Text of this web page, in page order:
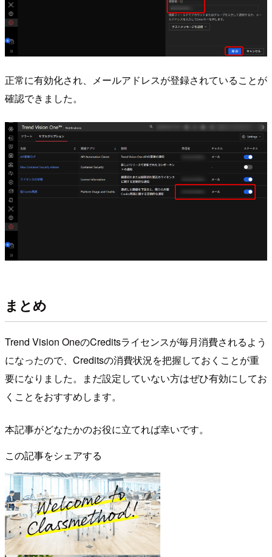
正常に有効化され、メールアドレスが登録されていることが
確認できました。
まとめ
Trend Vision OneのCreditsライセンスが毎月消費されるよう
になったので、Creditsの消費状況を把握しておくことが重
要になりました。まだ設定していない方はぜひ有効にしてお
くことをおすすめします。
本記事がどなたかのお役に立てれば幸いです。
この記事をシェアする